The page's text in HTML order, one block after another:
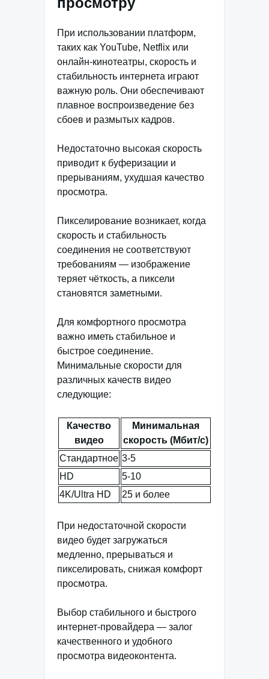
При использовании платформ,
таких как YouTube, Netflix или
онлайн-кинотеатры, скорость и
стабильность интернета играют
важную роль. Они обеспечивают
плавное воспроизведение без
сбоев и размытых кадров.
Недостаточно высокая скорость
приводит к буферизации и
прерываниям, ухудшая качество
просмотра.
Пикселирование возникает, когда
скорость и стабильность
соединения не соответствуют
требованиям — изображение
теряет чёткость, а пиксели
становятся заметными.
Для комфортного просмотра
важно иметь стабильное и
быстрое соединение.
Минимальные скорости для
различных качеств видео
следующие:
Качество
видео
Минимальная
скорость (Мбит/с)
Стандартное 3-5
HD
5-10
4K/Ultra HD
25 и более
При недостаточной скорости
видео будет загружаться
медленно, прерываться и
пикселировать, снижая комфорт
просмотра.
Выбор стабильного и быстрого
интернет-провайдера — залог
качественного и удобного
просмотра видеоконтента.